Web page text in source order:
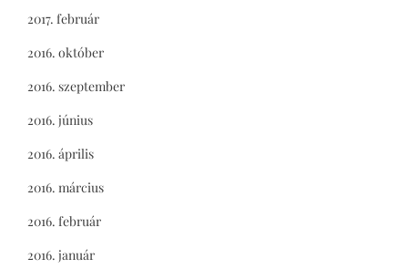
2017. február
2016. október
2016. szeptember
2016. június
2016. április
2016. március
2016. február
2016. január